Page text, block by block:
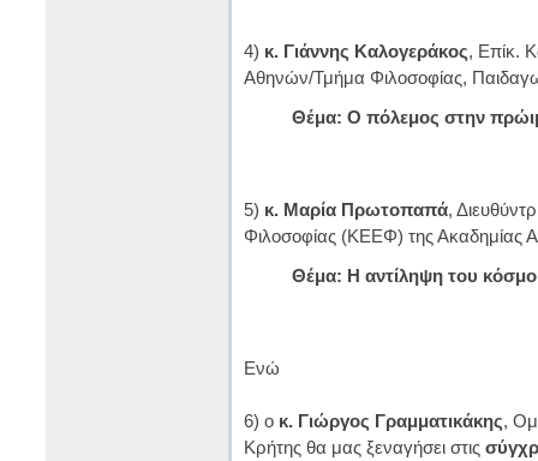
4) κ. Γιάννης Καλογεράκος, Επίκ.
Αθηνών/Τμήμα Φιλοσοφίας,
Θέμα: O πόλεμος στην
5) κ. Μαρία Πρωτοπαπά,
Φιλοσοφίας (ΚΕΕΦ) της Ακαδημίας
Θέμα: Η αντίληψη του
Ενώ
6) ο κ. Γιώργος Γραμματικάκης,
Κρήτης θα μας ξεναγήσει στις